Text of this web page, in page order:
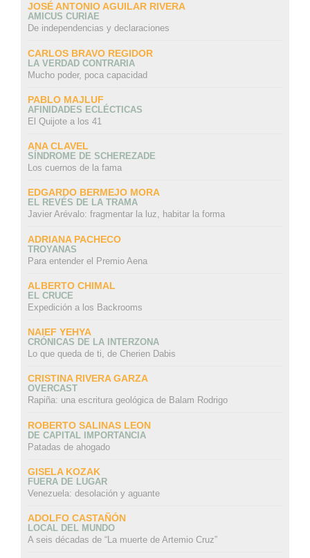
JOSÉ ANTONIO AGUILAR RIVERA
AMICUS CURIAE
De independencias y declaraciones
CARLOS BRAVO REGIDOR
LA VERDAD CONTRARIA
Mucho poder, poca capacidad
PABLO MAJLUF
AFINIDADES ECLÉCTICAS
El Quijote a los 41
ANA CLAVEL
SÍNDROME DE SCHEREZADE
Los cuernos de la fama
EDGARDO BERMEJO MORA
EL REVÉS DE LA TRAMA
Javier Arévalo: fragmentar la luz, habitar la forma
ADRIANA PACHECO
TROYANAS
Para entender el Premio Aena
ALBERTO CHIMAL
EL CRUCE
Expedición a los Backrooms
NAIEF YEHYA
CRÓNICAS DE LA INTERZONA
Lo que queda de ti, de Cherien Dabis
CRISTINA RIVERA GARZA
OVERCAST
Rapiña: una escritura geológica de Balam Rodrigo
ROBERTO SALINAS LEON
DE CAPITAL IMPORTANCIA
Patadas de ahogado
GISELA KOZAK
FUERA DE LUGAR
Venezuela: desolación y aguante
ADOLFO CASTAÑÓN
LOCAL DEL MUNDO
A seis décadas de “La muerte de Artemio Cruz”